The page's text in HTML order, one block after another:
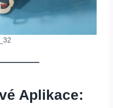
Aplikace: